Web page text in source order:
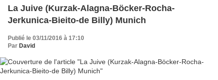
La Juive (Kurzak-Alagna-Böcker-Rocha-
Jerkunica-Bieito-de Billy) Munich
Publié le 03/11/2016 à 17:10
Par David